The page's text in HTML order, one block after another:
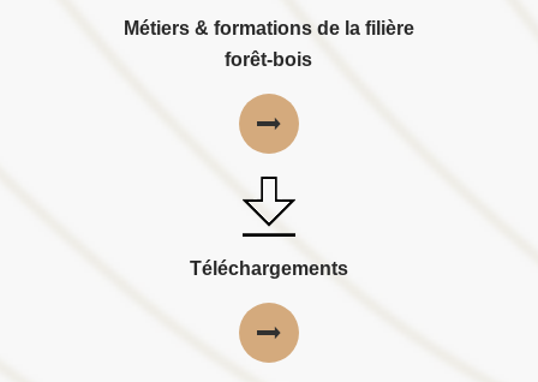
Métiers & formations de la filière
forêt-bois
Téléchargements